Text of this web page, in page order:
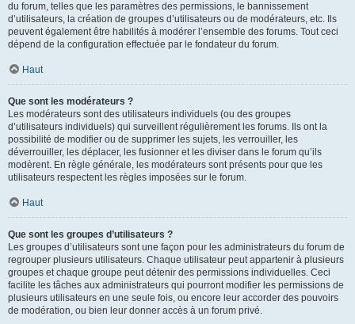
du forum, telles que les paramètres des permissions, le bannissement
d’utilisateurs, la création de groupes d’utilisateurs ou de modérateurs, etc. Ils
peuvent également être habilités à modérer l’ensemble des forums. Tout ceci
dépend de la configuration effectuée par le fondateur du forum.
Haut
Que sont les modérateurs ?
Les modérateurs sont des utilisateurs individuels (ou des groupes
d’utilisateurs individuels) qui surveillent régulièrement les forums. Ils ont la
possibilité de modifier ou de supprimer les sujets, les verrouiller, les
déverrouiller, les déplacer, les fusionner et les diviser dans le forum qu’ils
modèrent. En règle générale, les modérateurs sont présents pour que les
utilisateurs respectent les règles imposées sur le forum.
Haut
Que sont les groupes d’utilisateurs ?
Les groupes d’utilisateurs sont une façon pour les administrateurs du forum de
regrouper plusieurs utilisateurs. Chaque utilisateur peut appartenir à plusieurs
groupes et chaque groupe peut détenir des permissions individuelles. Ceci
facilite les tâches aux administrateurs qui pourront modifier les permissions de
plusieurs utilisateurs en une seule fois, ou encore leur accorder des pouvoirs
de modération, ou bien leur donner accès à un forum privé.